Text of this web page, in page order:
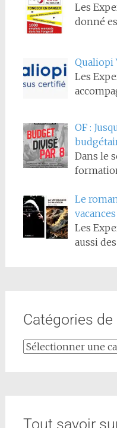
Les
donné
Qualiopi
Les
OF :
Dans le
Le
vacances
Les
aussi
Catégories
Tout savoir